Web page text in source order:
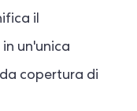
il
un'unica
copertura di